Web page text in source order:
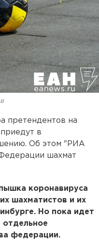
претендентов на
в
Об этом "РИА
шахмат
коронавируса
шахматистов и их
Но пока идет
отдельное
федерации.